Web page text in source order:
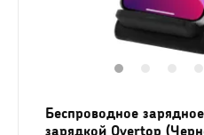
Беспроводное
зарядкой Overtop